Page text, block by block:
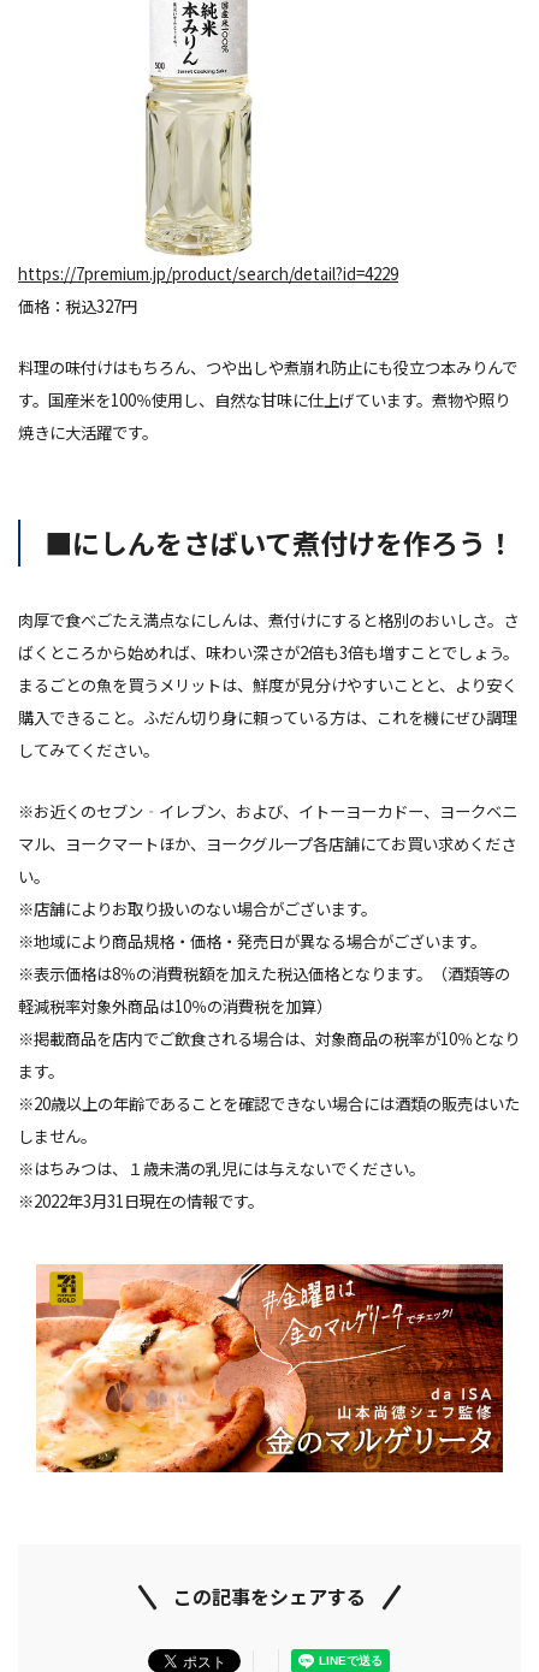
https://7premium.jp/product/search/detail?id=4229
価格：税込327円
料理の味付けはもちろん、つや出しや煮崩れ防止にも役立つ本みりんで
す。国産米を100％使用し、自然な甘味に仕上げています。煮物や照り
焼きに大活躍です。
■にしんをさばいて煮付けを作ろう！
肉厚で食べごたえ満点なにしんは、煮付けにすると格別のおいしさ。さ
ばくところから始めれば、味わい深さが2倍も3倍も増すことでしょう。
まるごとの魚を買うメリットは、鮮度が見分けやすいことと、より安く
購入できること。ふだん切り身に頼っている方は、これを機にぜひ調理
してみてください。
※お近くのセブン‐イレブン、および、イトーヨーカドー、ヨークベニ
マル、ヨークマートほか、ヨークグループ各店舗にてお買い求めくださ
い。
※店舗によりお取り扱いのない場合がございます。
※地域により商品規格・価格・発売日が異なる場合がございます。
※表示価格は8％の消費税額を加えた税込価格となります。（酒類等の
軽減税率対象外商品は10％の消費税を加算）
※掲載商品を店内でご飲食される場合は、対象商品の税率が10％となり
ます。
※20歳以上の年齢であることを確認できない場合には酒類の販売はいた
しません。
※はちみつは、１歳未満の乳児には与えないでください。
※2022年3月31日現在の情報です。
この記事をシェアする